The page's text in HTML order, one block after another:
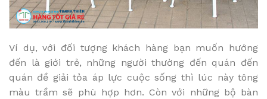
Ví dụ, với đối tượng khách hàng bạn muốn hướng
đến là giới trẻ, những người thường đến quán đến
quán đề giải tỏa áp lực cuộc sống thì lúc này tông
màu trầm sẽ phù hợp hơn. Còn với những bộ bàn